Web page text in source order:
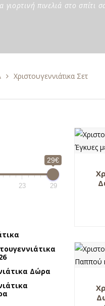
γιορτινή πινελιά στο
Χριστουγεννιάτικα Σετ
29€
23 29
Δώρα